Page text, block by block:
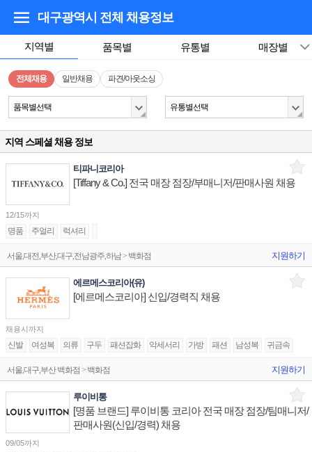
대구광역시 전체 채용정보
지역별 품목별 유통별 매장별
전체채용 일반채용 파견/아웃소싱
품목별선택 유통별선택
지역 스페셜 채용 정보
티파니코리아
[Tiffany & Co.] 전국 매장 점장/부매니저/판매사원 채용
12/15까지
명품 주얼리 럭셔리
서울,대전,부산,대구,전남광주,하남 > 백화점 지원하기
에르메스코리아(유)
[에르메스코리아] 신입/경력직 채용
채용시까지
신발 여성복 의류 구두 패션잡화 악세서리 가방 패션 남성복 귀금속
서울,대구,부산 백화점 > 백화점 지원하기
루이비통
[명품 브랜드] 루이비통 코리아 전국 매장 점장/팀매니저/
판매사원(신입/경력) 채용
09/05까지